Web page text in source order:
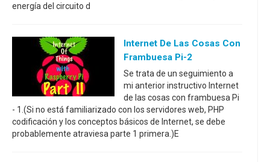
energía del circuito d
Internet De Las Cosas Con
Frambuesa Pi-2
Se trata de un seguimiento a
mi anterior instructivo Internet
de las cosas con frambuesa Pi
- 1.(Si no está familiarizado con los servidores web, PHP
codificación y los conceptos básicos de Internet, se debe
probablemente atraviesa parte 1 primera.)E